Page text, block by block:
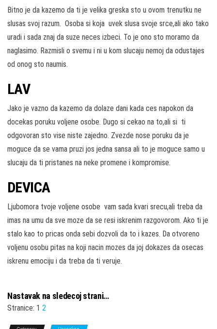
Bitno je da kazemo da ti je velika greska sto u ovom trenutku ne
slusas svoj razum. Osoba si koja uvek slusa svoje srce,ali ako tako
uradi i sada znaj da suze neces izbeci. To je ono sto moramo da
naglasimo. Razmisli o svemu i ni u kom slucaju nemoj da odustajes
od onog sto naumis.
LAV
Jako je vazno da kazemo da dolaze dani kada ces napokon da
docekas poruku voljene osobe. Dugo si cekao na to,ali si ti
odgovoran sto vise niste zajedno. Zvezde nose poruku da je
moguce da se vama pruzi jos jedna sansa ali to je moguce samo u
slucaju da ti pristanes na neke promene i kompromise.
DEVICA
Ljubomora tvoje voljene osobe vam sada kvari srecu,ali treba da
imas na umu da sve moze da se resi iskrenim razgovorom. Ako ti je
stalo kao to pricas onda sebi dozvoli da to i kazes. Da otvoreno
voljenu osobu pitas na koji nacin mozes da joj dokazes da osecas
iskrenu emociju i da treba da ti veruje.
Nastavak na sledecoj strani…
Stranice: 1 2